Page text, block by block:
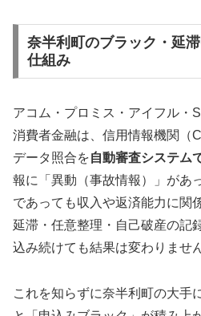
奈半利町のブラック・延
仕組み
アコム・プロミス・アイフル・
消費者金融は、信用情報機関（
データ照合を自動審査システム
報に「異動（事故情報）」があ
であっても収入や返済能力に関
延滞・任意整理・自己破産の記
込み続けても結果は変わりません
これを知らずに奈半利町の大手